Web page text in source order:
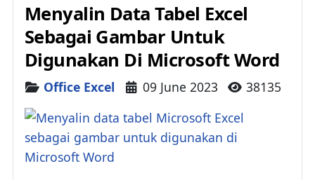
Menyalin Data Tabel Excel
Sebagai Gambar Untuk
Digunakan Di Microsoft Word
DetailsOffice Excel 09 June 2023 38135